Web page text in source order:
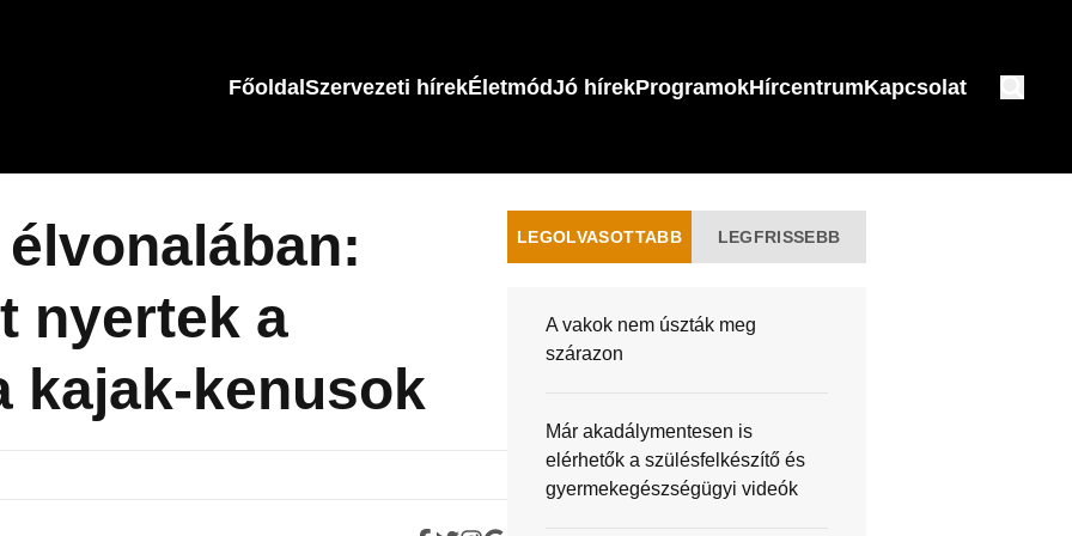
FőoldalSzervezeti hírekÉletmódJó hírekProgramokHírcentrumKapcsolat
nyertek a
kajak-kenusok
LEGOLVASOTTABB LEGFRISSEBB
A vakok nem úszták meg
szárazon
Már akadálymentesen is
elérhetők a szülésfelkészítő és
gyermekegészségügyi videók